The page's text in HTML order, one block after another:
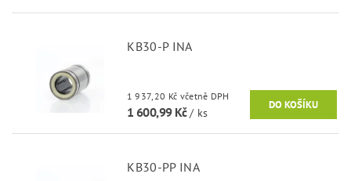
KB30-P INA
1 937,20 Kč včetně DPH
1 600,99 Kč/ ks
KB30-PP INA